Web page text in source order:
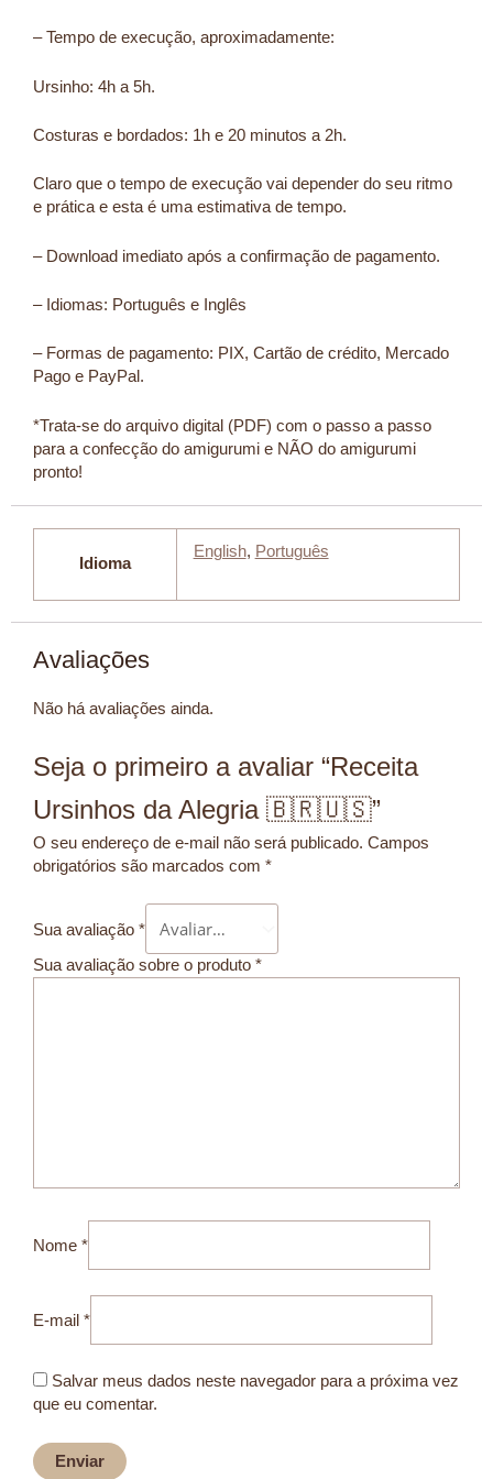
– Tempo de execução, aproximadamente:
Ursinho: 4h a 5h.
Costuras e bordados: 1h e 20 minutos a 2h.
Claro que o tempo de execução vai depender do seu ritmo
e prática e esta é uma estimativa de tempo.
– Download imediato após a confirmação de pagamento.
– Idiomas: Português e Inglês
– Formas de pagamento: PIX, Cartão de crédito, Mercado
Pago e PayPal.
*Trata-se do arquivo digital (PDF) com o passo a passo
para a confecção do amigurumi e NÃO do amigurumi
pronto!
Idioma
English, Português
Avaliações
Não há avaliações ainda.
Seja o primeiro a avaliar “Receita
Ursinhos da Alegria 🇧🇷🇺🇸”
O seu endereço de e-mail não será publicado. Campos
obrigatórios são marcados com *
Sua avaliação *
Sua avaliação sobre o produto *
Nome *
E-mail *
Salvar meus dados neste navegador para a próxima vez
que eu comentar.